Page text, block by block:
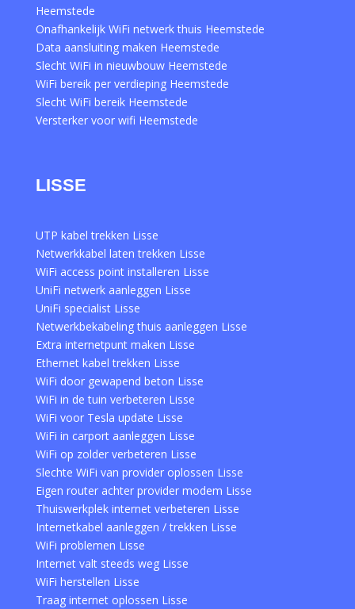
Heemstede
Onafhankelijk WiFi netwerk thuis Heemstede
Data aansluiting maken Heemstede
Slecht WiFi in nieuwbouw Heemstede
WiFi bereik per verdieping Heemstede
Slecht WiFi bereik Heemstede
Versterker voor wifi Heemstede
LISSE
UTP kabel trekken Lisse
Netwerkkabel laten trekken Lisse
WiFi access point installeren Lisse
UniFi netwerk aanleggen Lisse
UniFi specialist Lisse
Netwerkbekabeling thuis aanleggen Lisse
Extra internetpunt maken Lisse
Ethernet kabel trekken Lisse
WiFi door gewapend beton Lisse
WiFi in de tuin verbeteren Lisse
WiFi voor Tesla update Lisse
WiFi in carport aanleggen Lisse
WiFi op zolder verbeteren Lisse
Slechte WiFi van provider oplossen Lisse
Eigen router achter provider modem Lisse
Thuiswerkplek internet verbeteren Lisse
Internetkabel aanleggen / trekken Lisse
WiFi problemen Lisse
Internet valt steeds weg Lisse
WiFi herstellen Lisse
Traag internet oplossen Lisse